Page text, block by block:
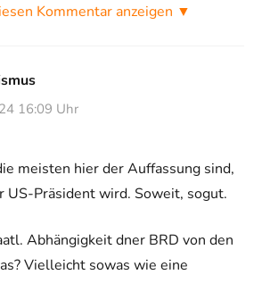
Kommentar anzeigen ▼
16:09 Uhr
meisten hier der Auffassung sind,
US-Präsident wird. Soweit, sogut.
Abhängigkeit dner BRD von den
Vielleicht sowas wie eine